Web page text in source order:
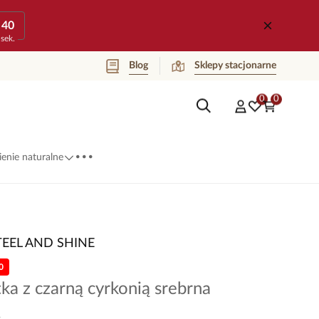
40
sek.
Blog Sklepy stacjonarne
0 0
naturalne ...
AND SHINE
z czarną cyrkonią srebrna